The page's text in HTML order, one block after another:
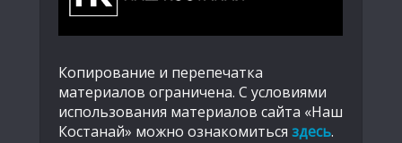
Копирование и перепечатка
материалов ограничена. С условиями
использования материалов сайта «Наш
Костанай» можно ознакомиться здесь.